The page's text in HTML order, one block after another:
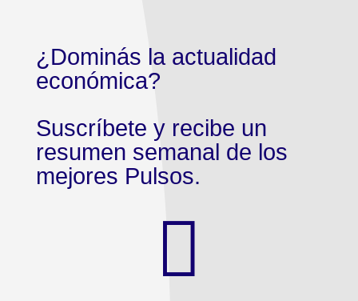
¿Dominás la actualidad
económica?
Suscríbete y recibe un
resumen semanal de los
mejores Pulsos.
